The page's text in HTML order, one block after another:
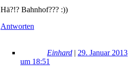
Hä?!? Bahnhof??? :))
Antworten
Einhard | 29. Januar 2013
um 18:51